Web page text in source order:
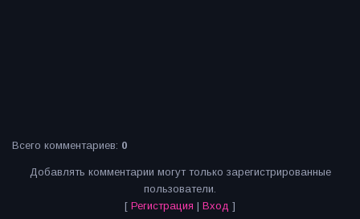
Всего комментариев: 0
Добавлять комментарии могут только зарегистрированные
пользователи.
[ Регистрация | Вход ]